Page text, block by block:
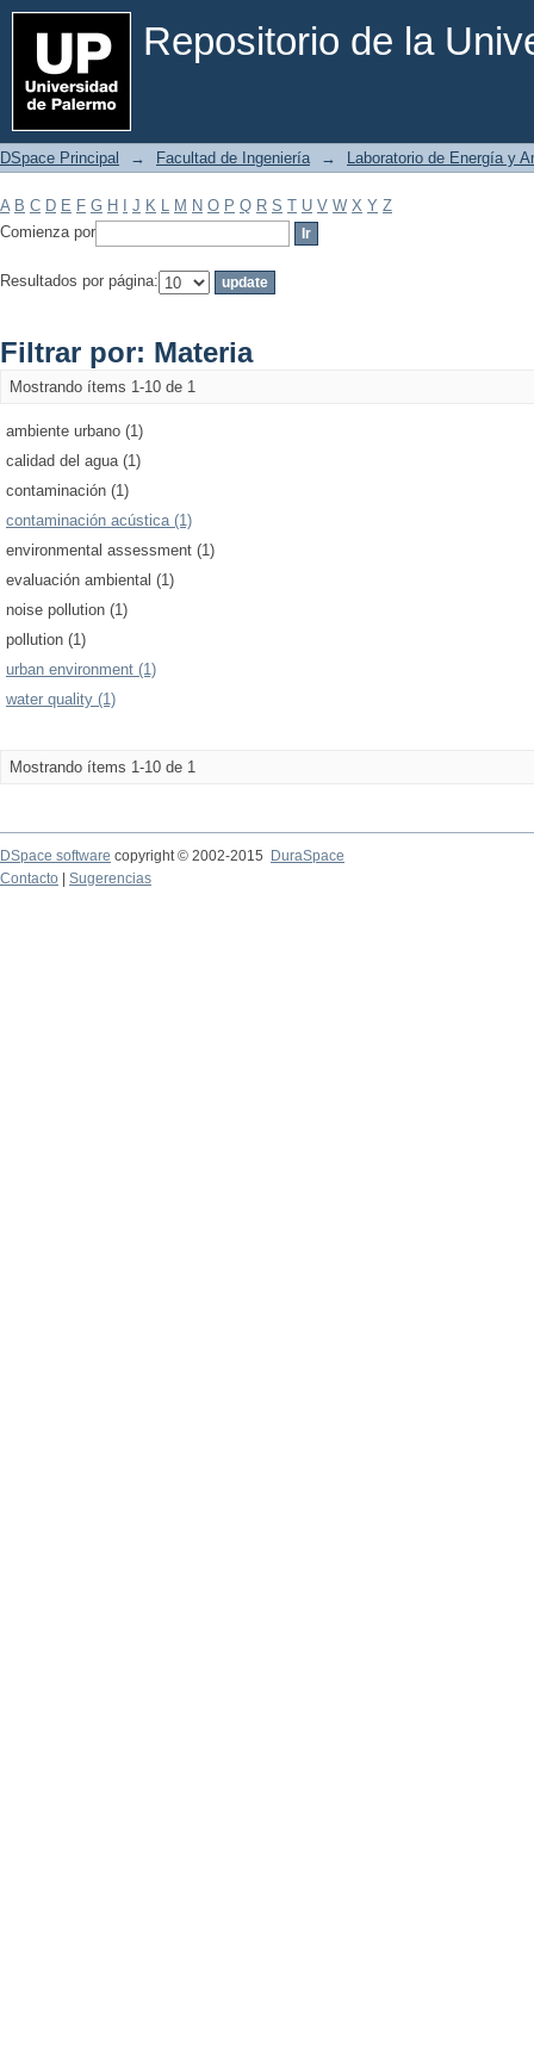
Repositorio de la
Filtrar por: Materia
DSpace Principal → Facultad de Ingeniería → Laboratorio de Energía y
A B C D E F G H J K L M N O P Q R S T U V W X Y Z
Comienza por
Resultados por página:
Filtrar por: Materia
Mostrando ítems 1-10 de 1
ambiente urbano (1)
calidad del agua (1)
contaminación (1)
contaminación acústica (1)
environmental assessment (1)
evaluación ambiental (1)
noise pollution (1)
pollution (1)
urban environment (1)
water quality (1)
Mostrando ítems 1-10 de 1
DSpace software copyright © 2002-2015
DuraSpace
Contacto
Sugerencias